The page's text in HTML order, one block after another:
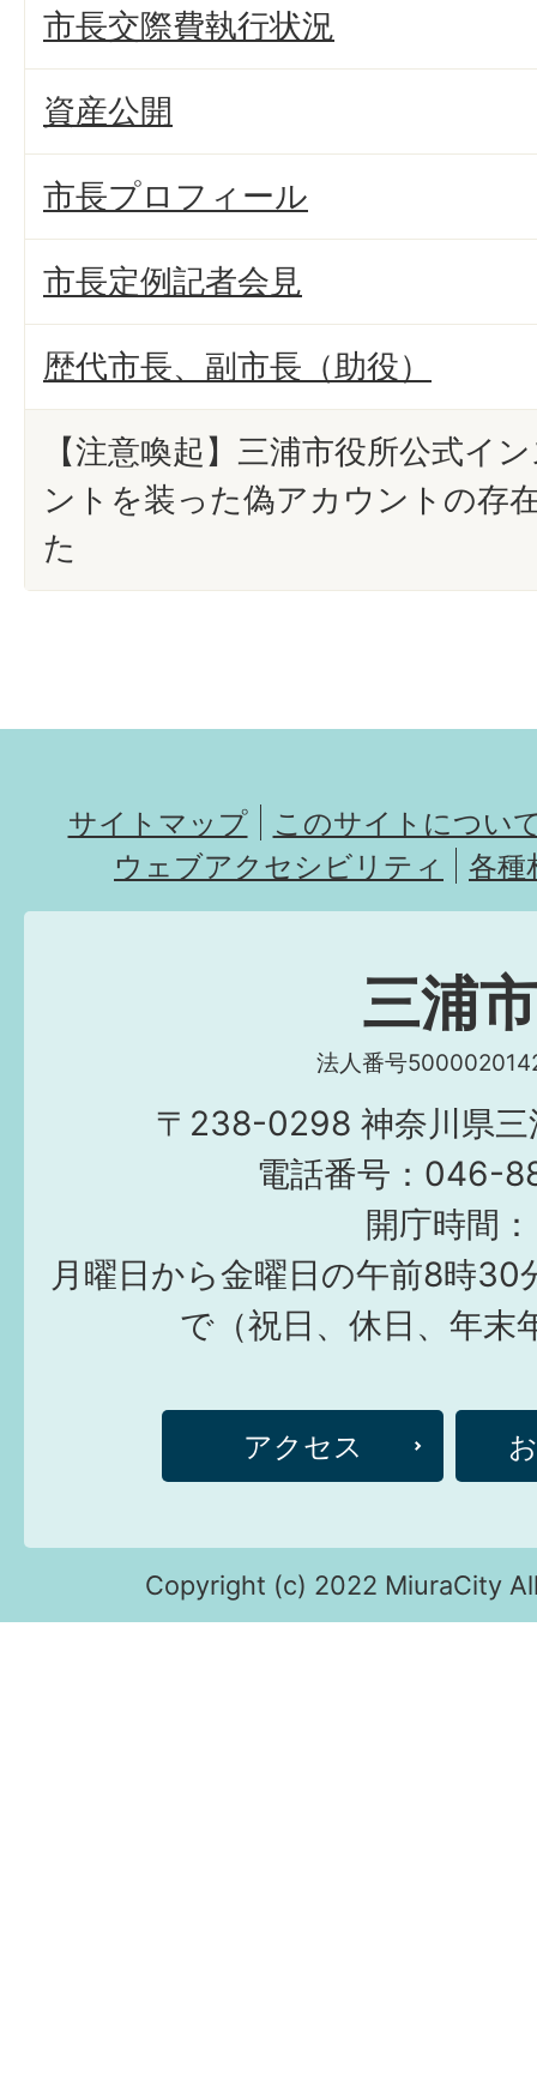
市長交際費執行状況
資産公開
市長プロフィール
市長定例記者会見
歴代市長、副市長（助役）
【注意喚起】三浦市役所公式イ
ントを装った偽アカウントの存
た
サイトマップ
このサイトについ
ウェブアクセシビリティ
各種
三浦市
法人番号
〒238-0298 神奈川県三
電話番号：046-
開庁時間：
月曜日から金曜日の午前8時30
で（祝日、休日、年末
アクセス
Copyright (c) 2022 MiuraCity